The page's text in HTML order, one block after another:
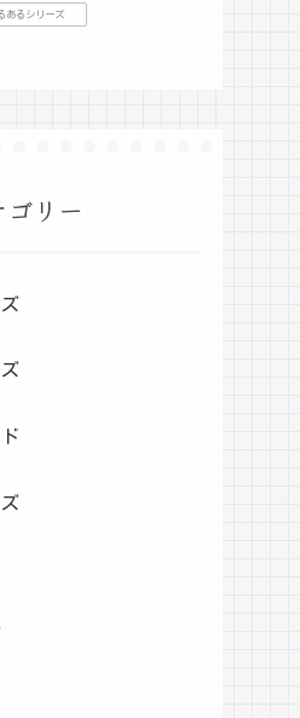
あるシリーズ
ゴリー